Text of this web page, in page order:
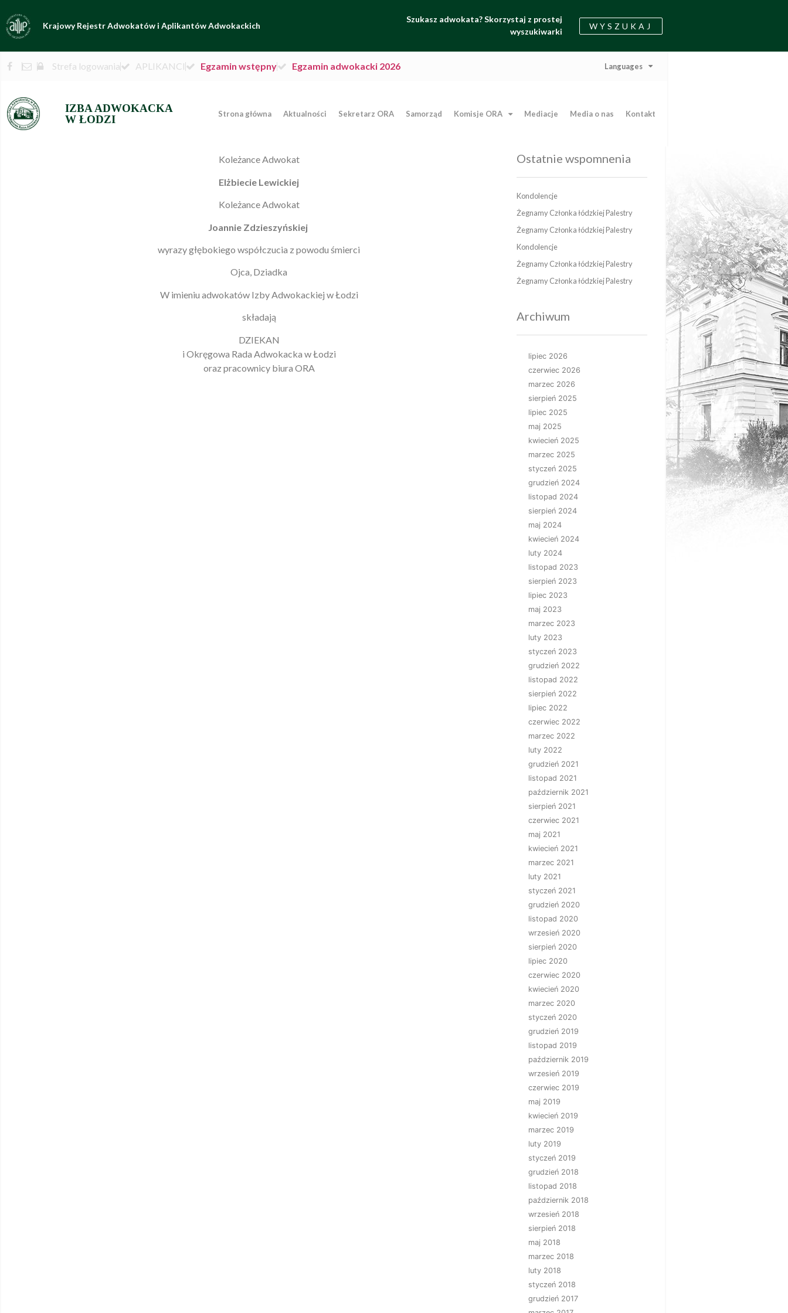
Krajowy Rejestr Adwokatów i Aplikantów Adwokackich
Szukasz adwokata? Skorzystaj z prostej
wyszukiwarki
WYSZUKAJ
Strefa logowania APLIKANCI Egzamin wstępny Egzamin adwokacki 2026 Languages
IZBA ADWOKACKA
W ŁODZI
Strona główna Aktualności Sekretarz ORA Samorząd Komisje ORA Mediacje Media o nas Kontakt
Koleżance Adwokat
Elżbiecie Lewickiej
Koleżance Adwokat
Joannie Zdzieszyńskiej
wyrazy głębokiego współczucia z powodu śmierci
Ojca, Dziadka
W imieniu adwokatów Izby Adwokackiej w Łodzi
składają
DZIEKAN
i Okręgowa Rada Adwokacka w Łodzi
oraz pracownicy biura ORA
Ostatnie wspomnenia
Kondolencje
Żegnamy Członka łódzkiej Palestry
Żegnamy Członka łódzkiej Palestry
Kondolencje
Żegnamy Członka łódzkiej Palestry
Żegnamy Członka łódzkiej Palestry
Archiwum
lipiec 2026
czerwiec 2026
marzec 2026
sierpień 2025
lipiec 2025
maj 2025
kwiecień 2025
marzec 2025
styczeń 2025
grudzień 2024
listopad 2024
sierpień 2024
maj 2024
kwiecień 2024
luty 2024
listopad 2023
sierpień 2023
lipiec 2023
maj 2023
marzec 2023
luty 2023
styczeń 2023
grudzień 2022
listopad 2022
sierpień 2022
lipiec 2022
czerwiec 2022
marzec 2022
luty 2022
grudzień 2021
listopad 2021
październik 2021
sierpień 2021
czerwiec 2021
maj 2021
kwiecień 2021
marzec 2021
luty 2021
styczeń 2021
grudzień 2020
listopad 2020
wrzesień 2020
sierpień 2020
lipiec 2020
czerwiec 2020
kwiecień 2020
marzec 2020
styczeń 2020
grudzień 2019
listopad 2019
październik 2019
wrzesień 2019
czerwiec 2019
maj 2019
kwiecień 2019
marzec 2019
luty 2019
styczeń 2019
grudzień 2018
listopad 2018
październik 2018
wrzesień 2018
sierpień 2018
maj 2018
marzec 2018
luty 2018
styczeń 2018
grudzień 2017